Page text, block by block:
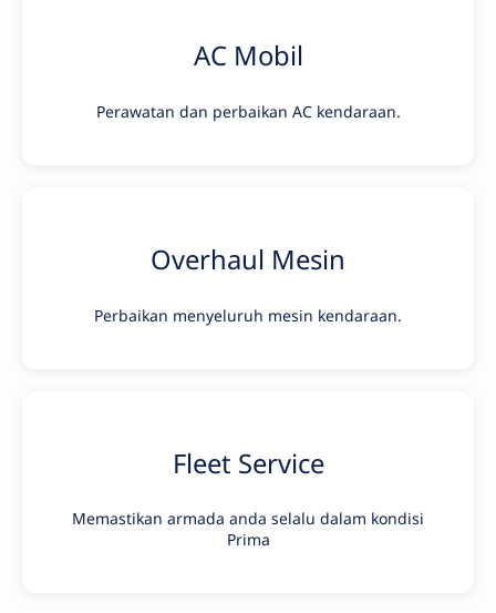
AC Mobil
Perawatan dan perbaikan AC kendaraan.
Overhaul Mesin
Perbaikan menyeluruh mesin kendaraan.
Fleet Service
Memastikan armada anda selalu dalam kondisi
Prima